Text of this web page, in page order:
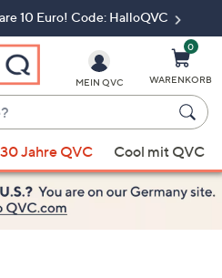
10 Euro! Code: HalloQVC
MEIN QVC
0
WARENKORB
30 Jahre QVC Cool mit QVC